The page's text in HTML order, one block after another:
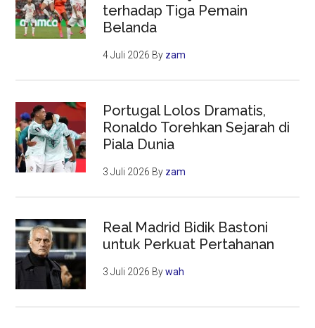
terhadap Tiga Pemain
Belanda
4 Juli 2026 By zam
Portugal Lolos Dramatis,
Ronaldo Torehkan Sejarah di
Piala Dunia
3 Juli 2026 By zam
Real Madrid Bidik Bastoni
untuk Perkuat Pertahanan
3 Juli 2026 Bywah